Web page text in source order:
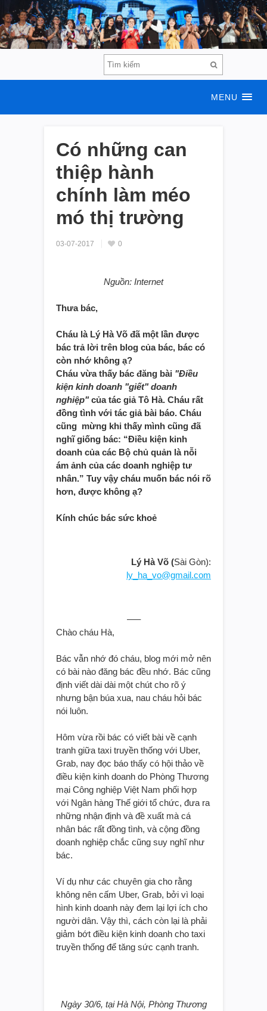
MENU
Có những can
thiệp hành
chính làm méo
mó thị trường
03-07-2017 0
Nguồn: Internet
Thưa bác,
Cháu là Lý Hà Võ đã một lần được
bác trả lời trên blog của bác, bác có
còn nhớ không ạ?
Cháu vừa thấy bác đăng bài "Điều
kiện kinh doanh "giết" doanh
nghiệp"của tác giả Tô Hà. Cháu rất
đồng tình với tác giả bài báo. Cháu
cũng mừng khi thấy mình cũng đã
nghĩ giống bác: “Điều kiện kinh
doanh của các Bộ chủ quản là nỗi
ám ảnh của các doanh nghiệp tư
nhân.” Tuy vậy cháu muốn bác nói rõ
hơn, được không ạ?
Kính chúc bác sức khoẻ
Lý Hà Võ (Sài Gòn):
ly_ha_vo@gmail.com
—–
Chào cháu Hà,
Bác vẫn nhớ đó cháu, blog mới mở nên
có bài nào đăng bác đều nhớ. Bác cũng
định viết dài dài một chút cho rõ ý
nhưng bận búa xua, nau cháu hỏi bác
nói luôn.
Hôm vừa rồi bác có viết bài về cạnh
tranh giữa taxi truyền thống với Uber,
Grab, nay đọc báo thấy có hội thảo về
điều kiện kinh doanh do Phòng Thương
mại Công nghiệp Việt Nam phối hợp
với Ngân hàng Thế giới tổ chức, đưa ra
những nhận định và đề xuất mà cá
nhân bác rất đồng tình, và cộng đồng
doanh nghiệp chắc cũng suy nghĩ như
bác.
Ví dụ như các chuyên gia cho rằng
không nên cấm Uber, Grab, bởi vì loại
hình kinh doanh này đem lại lợi ích cho
người dân. Vậy thì, cách còn lại là phải
giảm bớt điều kiện kinh doanh cho taxi
truyền thống để tăng sức cạnh tranh.
Ngày 30/6, tại Hà Nội, Phòng Thương